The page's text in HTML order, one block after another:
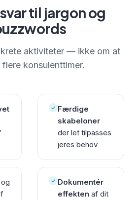
til jargon og
aktiviteter — ikke om at
konsulenttimer.
✓ Færdige
skabeloner
der let tilpasses
jeres behov
og
✓ Dokumentér
effekten af dit